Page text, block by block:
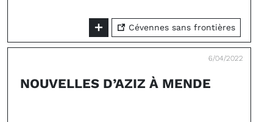
Cévennes sans frontières
6/04/2022
NOUVELLES D’AZIZ À MENDE